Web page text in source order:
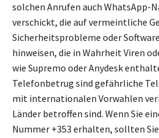
solchen Anrufen auch WhatsApp-
verschickt, die auf vermeintliche
Sicherheitsprobleme oder
hinweisen, die in Wahrheit Viren
wie Supremo oder Anydesk
Telefonbetrug sind gefährliche
mit internationalen Vorwahlen
Länder betroffen sind. Wenn Sie
Nummer +353 erhalten, sollten